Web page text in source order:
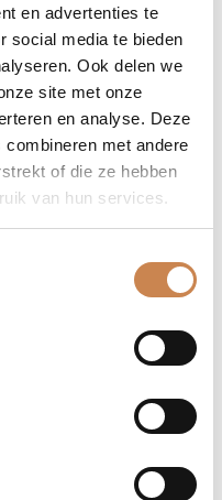
en advertenties te
social media te bieden
Ook delen we
site met onze
en analyse. Deze
met andere
of die ze hebben
van hun services.